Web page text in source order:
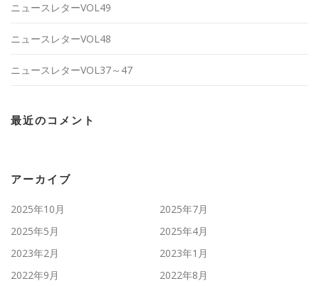
ニュースレターVOL49
ニュースレターVOL48
ニュースレターVOL37～47
最近のコメント
アーカイブ
2025年10月
2025年7月
2025年5月
2025年4月
2023年2月
2023年1月
2022年9月
2022年8月